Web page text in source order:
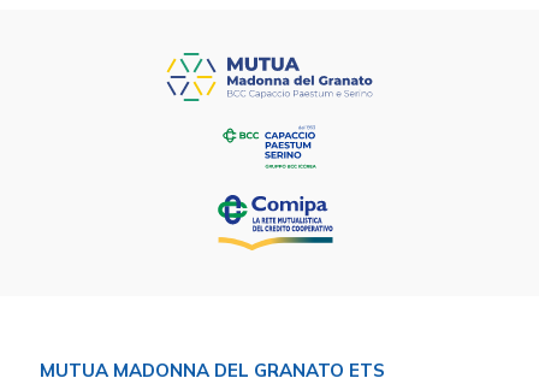
MUTUA MADONNA DEL GRANATO ETS